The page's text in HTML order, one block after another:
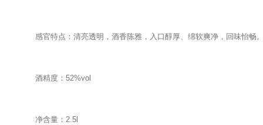
感官特点：清亮透明，酒香陈雅，入口醇厚、绵软爽净，回味怡畅
酒精度：52%vol
净含量：2.5l